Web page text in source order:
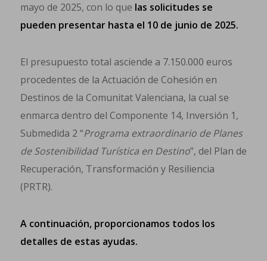
mayo de 2025, con lo que las solicitudes se
pueden presentar hasta el 10 de junio de 2025.
El presupuesto total asciende a 7.150.000 euros
procedentes de la Actuación de Cohesión en
Destinos de la Comunitat Valenciana, la cual se
enmarca dentro del Componente 14, Inversión 1,
Submedida 2 “Programa extraordinario de Planes
de Sostenibilidad Turística en Destino”, del Plan de
Recuperación, Transformación y Resiliencia
(PRTR).
A continuación, proporcionamos todos los
detalles de estas ayudas.